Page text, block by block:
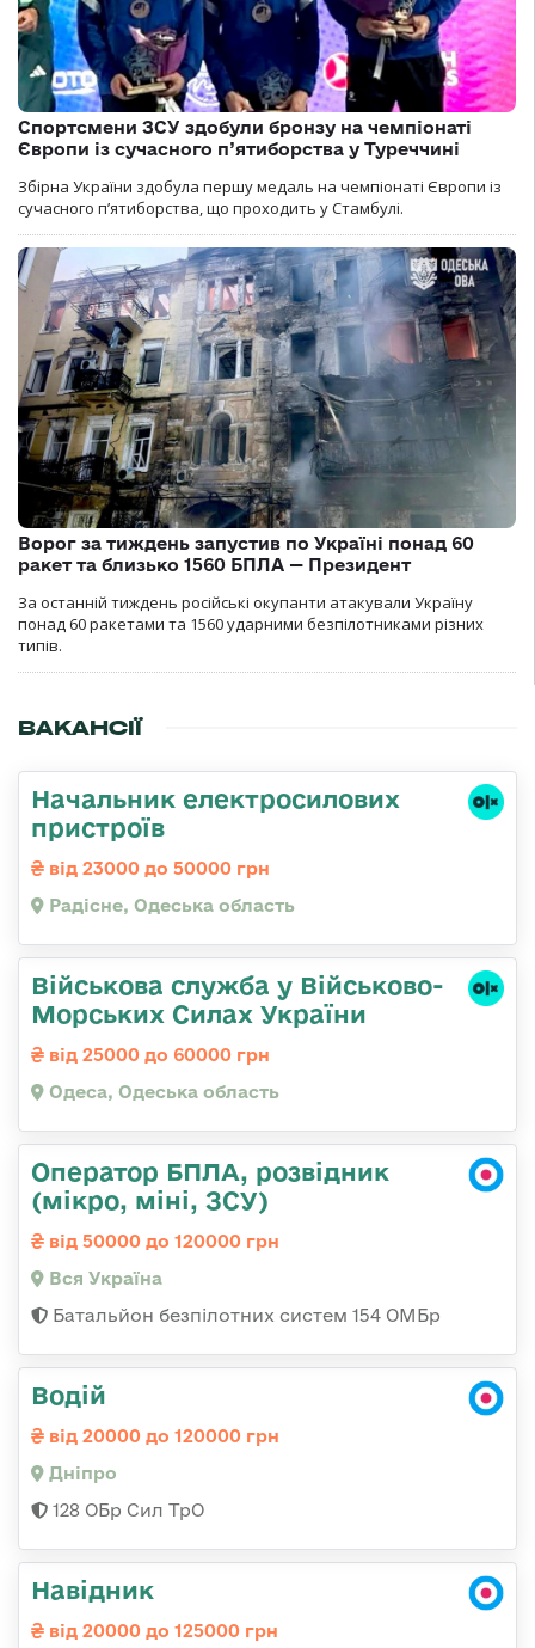
Спортсмени ЗСУ здобули бронзу на чемпіонаті
Європи із сучасного п’ятиборства у Туреччині
Збірна України здобула першу медаль на чемпіонаті Європи із
сучасного п’ятиборства, що проходить у Стамбулі.
Ворог за тиждень запустив по Україні понад 60
ракет та близько 1560 БПЛА — Президент
За останній тиждень російські окупанти атакували Україну
понад 60 ракетами та 1560 ударними безпілотниками різних
типів.
ВАКАНСІЇ
Начальник електросилових
пристроїв
від 23000 до 50000 грн
Радісне, Одеська область
Військова служба у Військово-
Морських Силах України
від 25000 до 60000 грн
Одеса, Одеська область
Оператор БПЛА, розвідник
(мікро, міні, ЗСУ)
від 50000 до 120000 грн
Вся Україна
Батальйон безпілотних систем 154 ОМБр
Водій
від 20000 до 120000 грн
Дніпро
128 ОБр Сил ТрО
Навідник
від 20000 до 125000 грн